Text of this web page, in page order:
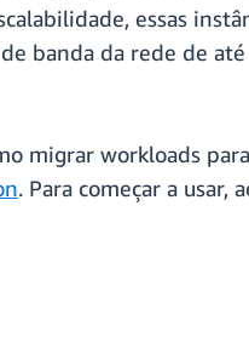
essas
banda da rede de
migrar workloads
. Para começar a usar,